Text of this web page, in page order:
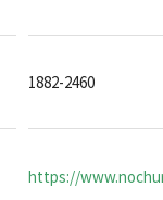
1882-2460
https://